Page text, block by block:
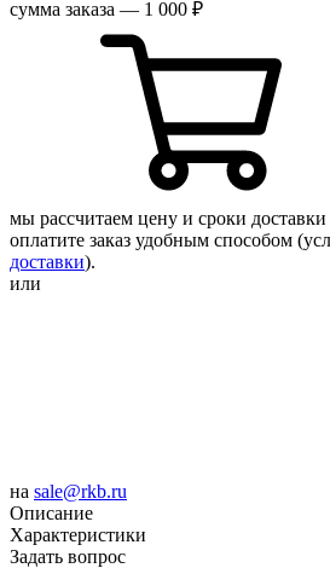
сумма заказа — 1 000 ₽
мы рассчитаем цену и сроки
оплатите заказ удобным способом
доставки).
или
на sale@rkb.ru
Описание
Характеристики
Задать вопрос